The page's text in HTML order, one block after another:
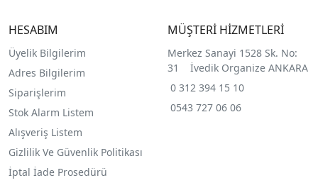
HESABIM
Üyelik Bilgilerim
Adres Bilgilerim
Siparişlerim
Stok Alarm Listem
Alışveriş Listem
Gizlilik Ve Güvenlik Politikası
İptal İade Prosedürü
MÜŞTERİ HİZMETLERİ
Merkez Sanayi 1528 Sk. No:
31 İvedik Organize ANKARA
0 312 394 15 10
0543 727 06 06